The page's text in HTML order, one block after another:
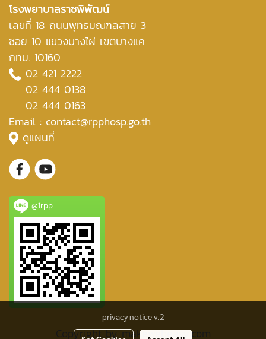
โรงพยาบาลราชพิพัฒน์
เลขที่ 18 ถนนพุทธมณฑลสาย 3
ซอย 10 แขวงบางไผ่ เขตบางแค
กทม. 10160
02 421 2222
02 444 0138
02 444 0163
Email : contact@rpphosp.go.th
ดูแผนที่
@1rpp
Copyright by makewebeasy.com
privacy notice v.2